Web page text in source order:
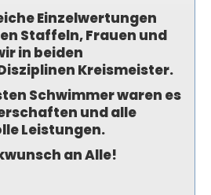
Einzelwertungen
Staffeln, Frauen und
in beiden
Kreismeister.
Schwimmer waren es
und alle
Leistungen.
an Alle!